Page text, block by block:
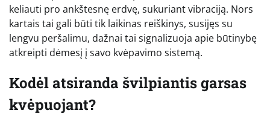
keliauti pro ankštesnę erdvę, sukuriant vibraciją. Nors
kartais tai gali būti tik laikinas reiškinys, susijęs su
lengvu peršalimu, dažnai tai signalizuoja apie būtinybę
atkreipti dėmesį į savo kvėpavimo sistemą.
Kodėl atsiranda švilpiantis garsas
kvėpuojant?